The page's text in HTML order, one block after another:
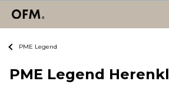
PME Legend
PME Legend